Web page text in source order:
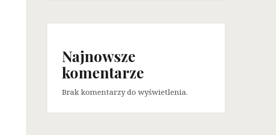
Najnowsze
komentarze
Brak komentarzy do wyświetlenia.